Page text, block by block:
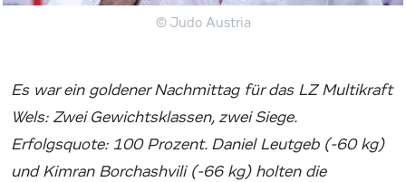
© Judo Austria
Es war ein goldener Nachmittag für das LZ Multikraft
Wels: Zwei Gewichtsklassen, zwei Siege.
Erfolgsquote: 100 Prozent. Daniel Leutgeb (-60 kg)
und Kimran Borchashvili (-66 kg) holten die